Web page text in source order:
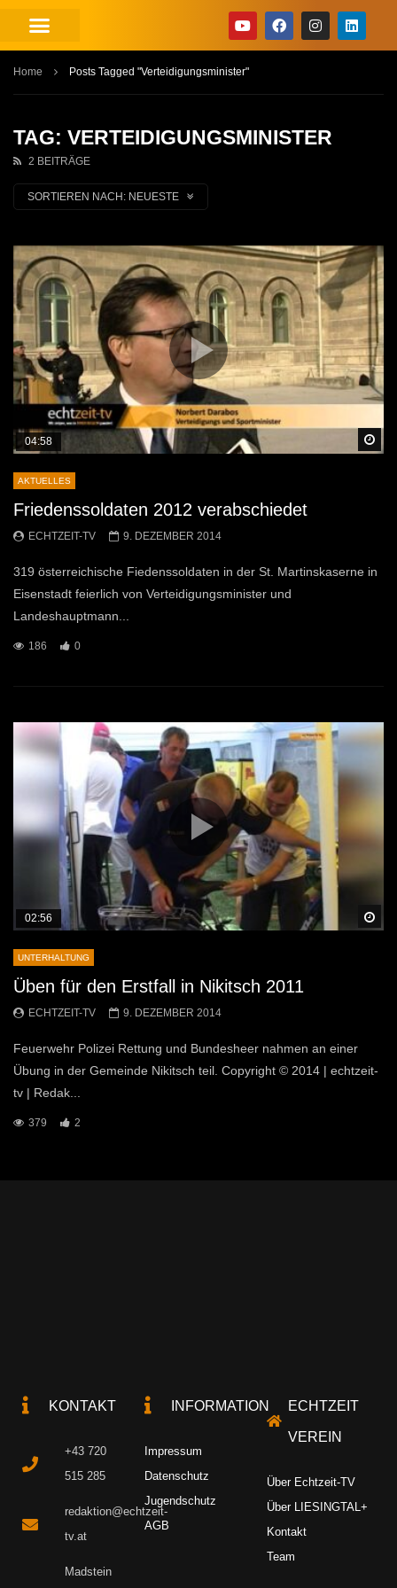
Home Posts Tagged "Verteidigungsminister"
TAG: VERTEIDIGUNGSMINISTER
2 BEITRÄGE
SORTIEREN NACH: NEUESTE
04:58
AKTUELLES
Friedenssoldaten 2012 verabschiedet
ECHTZEIT-TV 9. DEZEMBER 2014
319 österreichische Fiedenssoldaten in der St. Martinskaserne in
Eisenstadt feierlich von Verteidigungsminister und
Landeshauptmann...
186 0
02:56
UNTERHALTUNG
Üben für den Erstfall in Nikitsch 2011
ECHTZEIT-TV 9. DEZEMBER 2014
Feuerwehr Polizei Rettung und Bundesheer nahmen an einer
Übung in der Gemeinde Nikitsch teil. Copyright © 2014 | echtzeit-
tv | Redak...
379 2
KONTAKT
+43 720
515 285
redaktion@echtzeit-
tv.at
Madstein
INFORMATION
Impressum
Datenschutz
Jugendschutz
AGB
ECHTZEIT
VEREIN
Über Echtzeit-TV
Über LIESINGTAL+
Kontakt
Team